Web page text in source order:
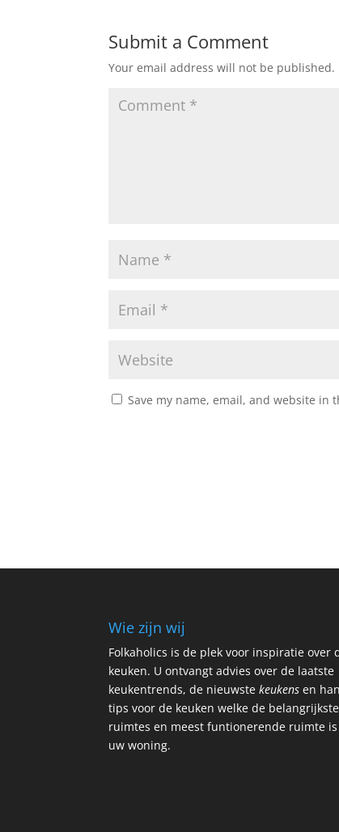
Submit a Comment
Your email address will not be published.
Save my name, email, and website
Wie zijn wij
Folkaholics is de plek voor inspiratie over
keuken. U ontvangt advies over de laatste
keukentrends, de nieuwstekeukens en
tips voor de keuken welke de belangrijkste
ruimtes en meest funtionerende ruimte
uw woning.